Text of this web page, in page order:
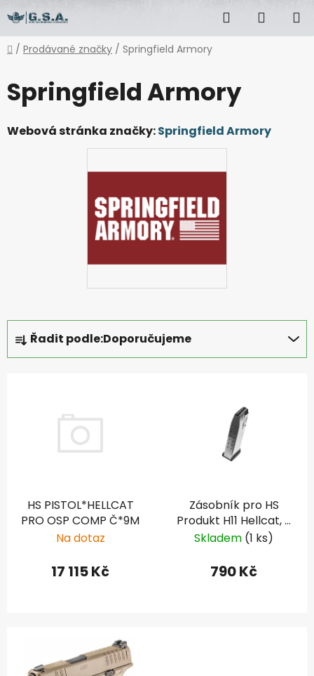
na
obsah
Hledat
KOŠÍK
Domů
/ Prodávané značky / Springfield Armory
Springfield Armory
Webová stránka značky:Springfield Armory
Ř
a
z
Řadit podle:Doporučujeme
HS PISTOL*HELLCAT
PRO OSP COMP Č*9M
Na dotaz
17 115 Kč
Zásobník pro HS
Produkt H11 Hellcat, 9
mm Luger, 15 ran
Skladem (1 ks)
790 Kč